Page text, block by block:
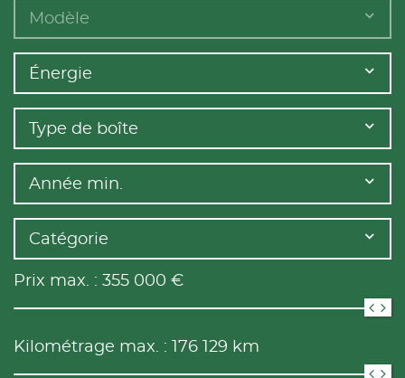
Modèle
Énergie
Type de boîte
Année min.
Catégorie
Prix max. : 355 000 €
Kilométrage max. : 176 129 km